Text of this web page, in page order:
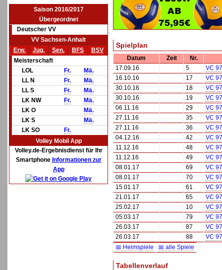
Saison 2016/2017
Übergeordnet
Deutscher VV
VV Sachsen-Anhalt
Erw.
Jug. Sen. BFS
BSV
Meisterschaft
LOL
Fr.
Mä.
LL N
Fr.
Mä.
LL S
Fr.
Mä.
LK NW
Fr.
Mä.
LK O
Mä.
LK S
Mä.
LK SO
Fr.
Volley Mobil App
Volley.de-Ergebnisdienst für Ihr
Smartphone Informationen zur
App
Spielplan
Datum Zeit
Nr.
17.09.16
5
VC
16.10.16
17
VC
30.10.16
18
VC
30.10.16
19
VC
06.11.16
29
VC
27.11.16
35
VC
27.11.16
36
VC
04.12.16
42
VC
11.12.16
48
VC
11.12.16
49
VC
08.01.17
69
VC
08.01.17
70
VC
15.01.17
61
VC
21.01.17
65
VC
25.02.17
10
VC
05.03.17
79
VC
26.03.17
87
VC
26.03.17
88
VC
📅 Heimspiele
📅 alle Spiele
Tabellenverlauf